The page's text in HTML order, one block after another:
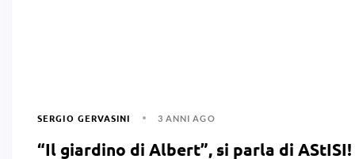
SERGIO GERVASINI 3 ANNI AGO
“Il giardino di Albert”, si parla di AStISI!